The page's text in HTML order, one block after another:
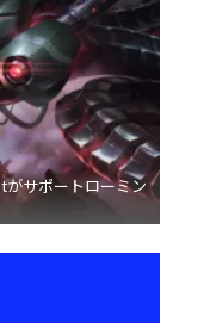
サポートローミン